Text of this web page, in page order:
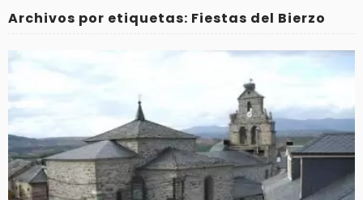
Archivos por etiquetas: Fiestas del Bierzo